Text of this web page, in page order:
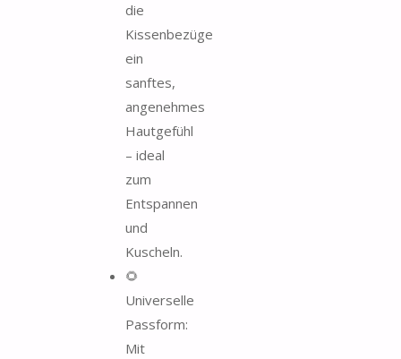
die
Kissenbezüge
ein
sanftes,
angenehmes
Hautgefühl
– ideal
zum
Entspannen
und
Kuscheln.
🌻
Universelle
Passform:
Mit